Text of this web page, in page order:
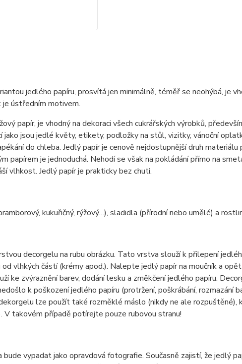
jedlého papíru, prosvítá jen minimálně, téměř se neohýbá, je
ústředním motivem.
papír, je vhodný na dekoraci všech cukrářských výrobků,
jako jsou jedlé květy, etikety, podložky na stůl, vizitky, vánoční
do chleba. Jedlý papír je cenově nejdostupnější druh
papírem je jednoduchá. Nehodí se však na pokládání přímo na
vlhkost. Jedlý papír je prakticky bez chuti.
kukuřičný, rýžový…), sladidla (přírodní nebo umělé) a
decorgelu na rubu obrázku. Tato vrstva slouží k přilepení
vlhkých částí (krémy apod.). Nalepte jedlý papír na moučník a
ke zvýraznění barev, dodání lesku a změkčení jedlého papíru.
k poškození jedlého papíru (protržení, poškrábání, rozmazání
lze použít také rozměklé máslo (nikdy ne ale rozpuštěné),
V takovém případě potírejte pouze rubovou stranu!
vypadat jako opravdová fotografie. Současně zajistí, že jedlý